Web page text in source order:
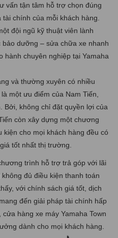
vấn tận tâm hỗ trợ chọn đúng
chính của mỗi khách hàng.
đội ngũ kỹ thuật viên lành
dưỡng – sửa chữa xe nhanh
hành chuyên nghiệp tại Yamaha
và thường xuyên có nhiều
một ưu điểm của Nam Tiến,
Bởi, không chỉ đặt quyền lợi của
còn xây dựng một chương
cho mọi khách hàng đều có
tốt nhất thị trường.
trình hỗ trợ trả góp với lãi
đủ điều kiện thanh toán
với chính sách giá tốt, dịch
đến giải pháp tài chính hấp
cửa hàng xe máy Yamaha Town
dành cho mọi khách hàng.